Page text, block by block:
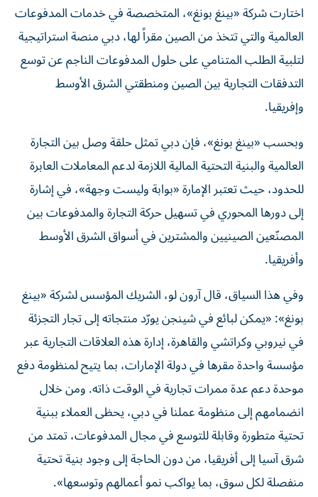
اختارت شركة «بينغ بونغ»، المتخصصة في خدمات المدفوعات
العالمية والتي تتخذ من الصين مقراً لها، دبي منصة استراتيجية
لتلبية الطلب المتنامي على حلول المدفوعات الناجم عن توسع
التدفقات التجارية بين الصين ومنطقتي الشرق الأوسط
وإفريقيا.
وبحسب «بينغ بونغ»، فإن دبي تمثل حلقة وصل بين التجارة
العالمية والبنية التحتية المالية اللازمة لدعم المعاملات العابرة
للحدود، حيث تعتبر الإمارة «بوابة وليست وجهة»، في إشارة
إلى دورها المحوري في تسهيل حركة التجارة والمدفوعات بين
المصنّعين الصينيين والمشترين في أسواق الشرق الأوسط
وأفريقيا.
وفي هذا السياق، قال آرون لو، الشريك المؤسس لشركة «بينغ
بونغ»: «يمكن لبائع في شينجن يورّد منتجاته إلى تجار التجزئة
في نيروبي وكراتشي والقاهرة، إدارة هذه العلاقات التجارية عبر
مؤسسة واحدة مقرها في دولة الإمارات، بما يتيح لمنظومة دفع
موحدة دعم عدة ممرات تجارية في الوقت ذاته. ومن خلال
انضمامهم إلى منظومة عملنا في دبي، يحظى العملاء ببنية
تحتية متطورة وقابلة للتوسع في مجال المدفوعات، تمتد من
شرق آسيا إلى أفريقيا، من دون الحاجة إلى وجود بنية تحتية
منفصلة لكل سوق، بما يواكب نمو أعمالهم وتوسعها».